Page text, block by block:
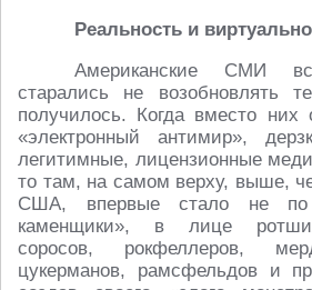
Реальность и
Американские СМИ
старались не возобновлять
получилось. Когда вместо них
«электронный антимир»,
легитимные, лицензионные
то там, на самом верху, выше,
США, впервые стало не по
каменщики», в лице
соросов, рокфеллеров,
цукерманов, рамсфельдов и